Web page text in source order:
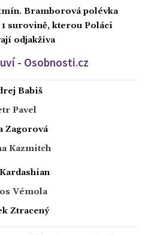
Bramborová polévka
surovině, kterou Poláci
odjakživa
- Osobnosti.cz
Babiš
Pavel
Zagorová
Kazmitch
Vémola
Ztracený